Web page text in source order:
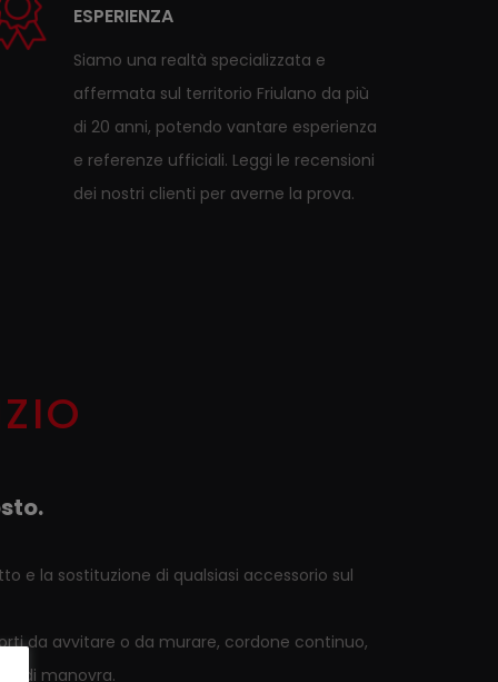
ESPERIENZA
Siamo una realtà specializzata e
affermata sul territorio Friulano da più
di 20 anni, potendo vantare esperienza
e referenze ufficiali. Leggi le recensioni
dei nostri clienti per averne la prova.
e la sostituzione di qualsiasi accessorio sul
da avvitare o da murare, cordone continuo,
di manovra.